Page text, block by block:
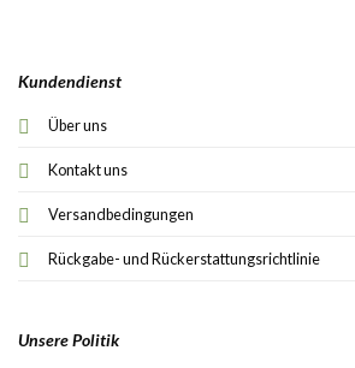
Kundendienst
Über uns
Kontakt uns
Versandbedingungen
Rückgabe- und Rückerstattungsrichtlinie
Unsere Politik